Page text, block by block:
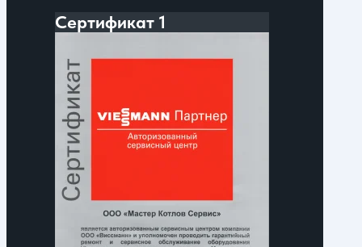
Сертификат 1